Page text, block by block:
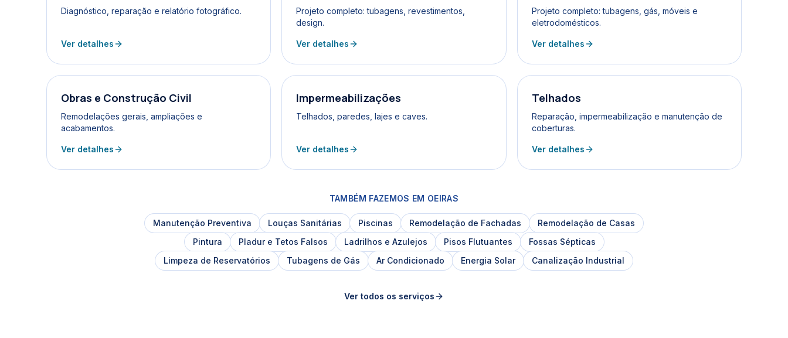
Diagnóstico, reparação e relatório fotográfico.
Ver detalhes
Projeto completo: tubagens, revestimentos,
design.
Ver detalhes
Projeto completo: tubagens, gás, móveis e
eletrodomésticos.
Ver detalhes
Obras e Construção Civil
Remodelações gerais, ampliações e
acabamentos.
Ver detalhes
Impermeabilizações
Telhados, paredes, lajes e caves.
Ver detalhes
Telhados
Reparação, impermeabilização e manutenção de
coberturas.
Ver detalhes
TAMBÉM FAZEMOS EM OEIRAS
Manutenção Preventiva Louças Sanitárias Piscinas Remodelação de Fachadas
Remodelação de Casas
Pintura
Pladur e Tetos Falsos Ladrilhos e Azulejos Pisos Flutuantes
Fossas Sépticas
Limpeza de Reservatórios
Tubagens de Gás Ar Condicionado Energia Solar Canalização Industrial
Ver todos os serviços